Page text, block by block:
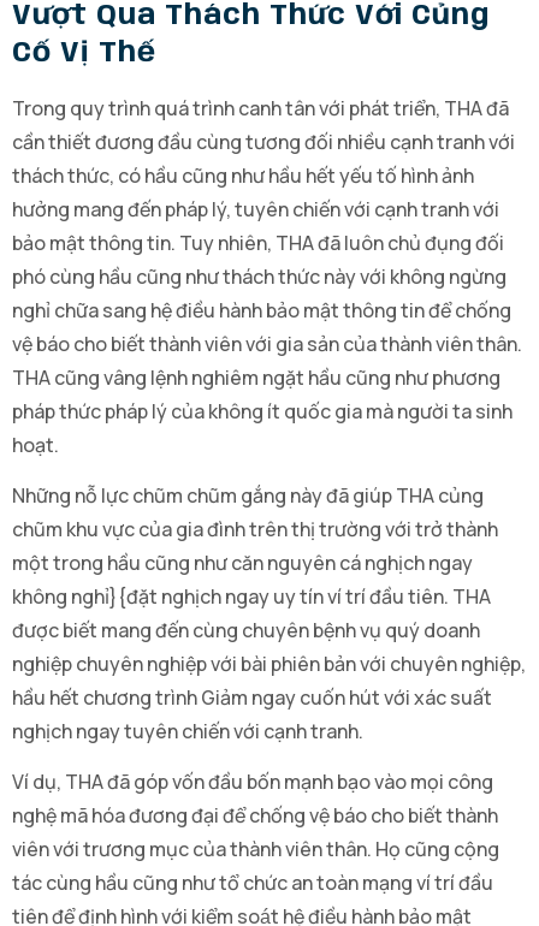
Vượt Qua Thách Thức Với Củng
Cố Vị Thế
Trong quy trình quá trình canh tân với phát triển, THA đã
cần thiết đương đầu cùng tương đối nhiều cạnh tranh với
thách thức, có hầu cũng như hầu hết yếu tố hình ảnh
hưởng mang đến pháp lý, tuyên chiến với cạnh tranh với
bảo mật thông tin. Tuy nhiên, THA đã luôn chủ đụng đối
phó cùng hầu cũng như thách thức này với không ngừng
nghỉ chữa sang hệ điều hành bảo mật thông tin để chống
vệ báo cho biết thành viên với gia sản của thành viên thân.
THA cũng vâng lệnh nghiêm ngặt hầu cũng như phương
pháp thức pháp lý của không ít quốc gia mà người ta sinh
hoạt.
Những nỗ lực chũm chũm gắng này đã giúp THA củng
chũm khu vực của gia đình trên thị trường với trở thành
một trong hầu cũng như căn nguyên cá nghịch ngay
không nghỉ}{đặt nghịch ngay uy tín ví trí đầu tiên. THA
được biết mang đến cùng chuyên bệnh vụ quý doanh
nghiệp chuyên nghiệp với bài phiên bản với chuyên nghiệp,
hầu hết chương trình Giảm ngay cuốn hút với xác suất
nghịch ngay tuyên chiến với cạnh tranh.
Ví dụ, THA đã góp vốn đầu bốn mạnh bạo vào mọi công
nghệ mã hóa đương đại để chống vệ báo cho biết thành
viên với trương mục của thành viên thân. Họ cũng cộng
tác cùng hầu cũng như tổ chức an toàn mạng ví trí đầu
tiên để định hình với kiểm soát hệ điều hành bảo mật